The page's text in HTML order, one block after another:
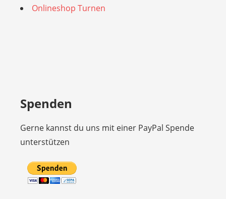
Onlineshop Turnen
Spenden
Gerne kannst du uns mit einer PayPal Spende
unterstützen